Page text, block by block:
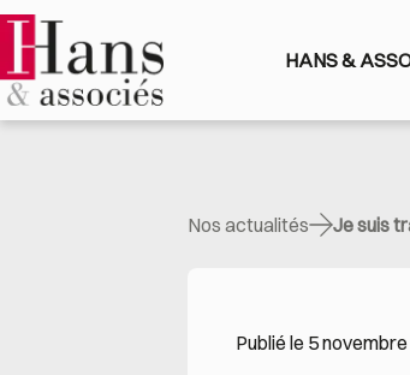
contenu
HANS &
Nos actualités Je suis
Publié le 5